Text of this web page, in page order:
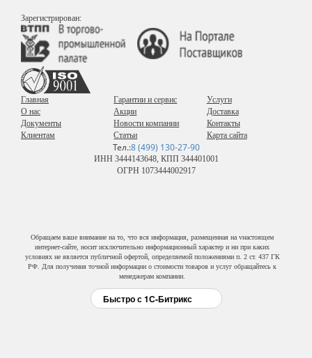
Зарегистрирован:
Главная
О нас
Документы
Клиентам
Гарантии и сервис
Акции
Новости компании
Статьи
Услуги
Доставка
Контакты
Карта сайта
Тел.:8 (499) 130-27-90
ИНН 3444143648, КПП 344401001
ОГРН 1073444002917
Обращаем ваше внимание на то, что вся информация, размещенная на vнастоящем
интернет-сайте, носит исключительно информационный характер и ни при каких
условиях не является публичной офертой, определяемой положениями п. 2 ст. 437 ГК
РФ. Для получения точной информации о стоимости товаров и услуг обращайтесь к
менеджерам компании.
Быстро с 1С-Битрикс